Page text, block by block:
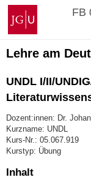
Zum
Inhalt
springen
Johannes
Gutenberg-
Universität
Mainz
FB
Lehre am
UNDL I/II/
Dozent:innen: Dr.
Kurzname: UNDL
Kurs-Nr.: 05.067.919
Kurstyp: Übung
Inhalt